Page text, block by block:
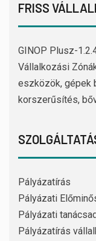
FRISS
GINOP Plusz-
Vállalkozási
eszközök, gépek
korszerűsítés,
Pályázatírás
Pályázati
Pályázati
Pályázatírás